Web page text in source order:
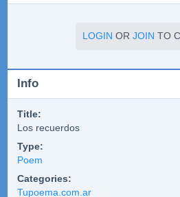
LOGIN OR JOIN TO
Info
Title:
Los recuerdos
Type:
Poem
Categories:
Tupoema.com.ar